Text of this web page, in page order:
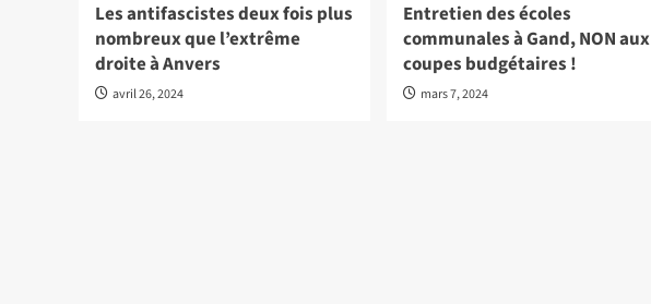
Les antifascistes deux fois plus
nombreux que l’extrême
droite à Anvers
avril 26, 2024
Entretien des écoles
communales à Gand, NON aux
coupes budgétaires !
mars 7, 2024